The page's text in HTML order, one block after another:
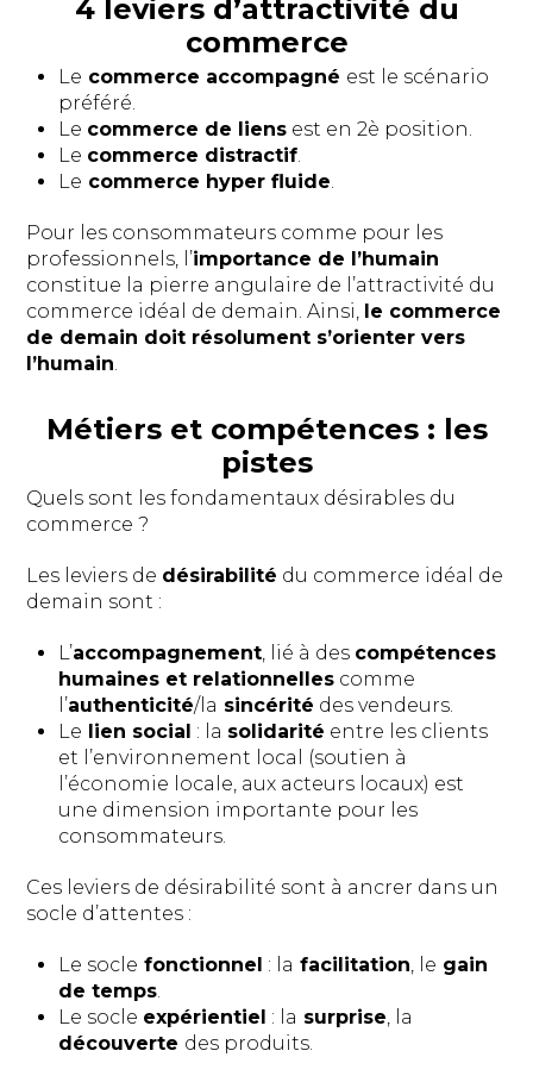
4 leviers d’attractivité du
commerce
Le commerce accompagné est le scénario
préféré.
Le commerce de liensest en 2è position.
Le commerce distractif.
Le commerce hyper fluide.
Pour les consommateurs comme pour les
professionnels, l’importance de l’humain
constitue la pierre angulaire de l’attractivité du
commerce idéal de demain. Ainsi, le commerce
de demain doit résolument s’orienter vers
l’humain.
Métiers et compétences : les
pistes
Quels sont les fondamentaux désirables du
commerce ?
Les leviers de désirabilité du commerce idéal de
demain sont :
L’accompagnement, lié à des compétences
humaines et relationnellescomme
l’authenticité/la sincérité des vendeurs.
Le lien social : la solidarité entre les clients
et l’environnement local (soutien à
l’économie locale, aux acteurs locaux) est
une dimension importante pour les
consommateurs.
Ces leviers de désirabilité sont à ancrer dans un
socle d’attentes :
Le socle fonctionnel : la facilitation, le gain
de temps.
Le socle expérientiel : la surprise, la
découverte des produits.